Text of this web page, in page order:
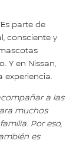
parte de
consciente y
Y en Nissan,
experiencia.
a las
muchos
Por eso,
es